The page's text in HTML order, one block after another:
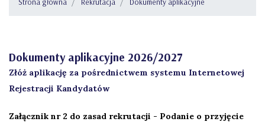
Dokumenty aplikacyjne 2026/2027
Złóż aplikację za pośrednictwem systemu Internetowej
Rejestracji Kandydatów
Załącznik nr 2 do zasad rekrutacji - Podanie o przyjęcie